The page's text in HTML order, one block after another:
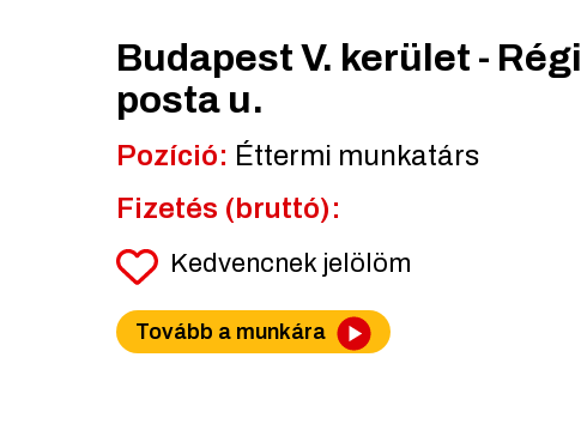
Budapest V. kerület - Régi
posta u.
Pozíció: Éttermi munkatárs
Fizetés (bruttó):
Kedvencnek jelölöm
Tovább a munkára